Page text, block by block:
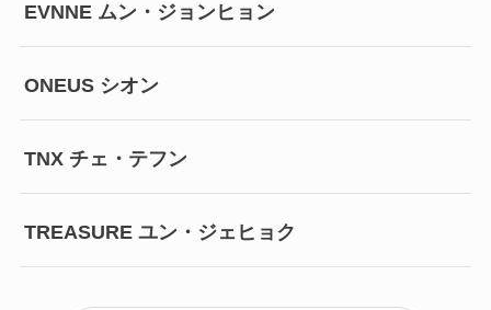
EVNNE ムン・ジョンヒョン
ONEUS シオン
TNX チェ・テフン
TREASURE ユン・ジェヒョク